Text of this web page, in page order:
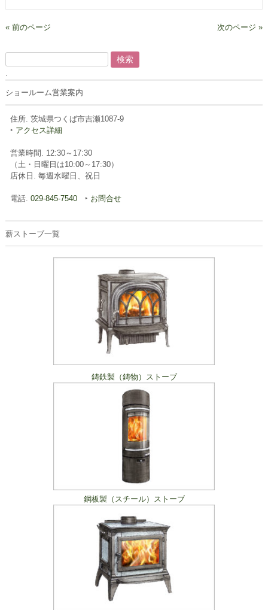
« 前のページ 次のページ »
検
索:
ショールーム営業案内
住所. 茨城県つくば市吉瀬1087-9
‣ アクセス詳細
営業時間. 12:30～17:30
（土・日曜日は10:00～17:30）
店休日. 毎週水曜日、祝日
電話. 029-845-7540‣ お問合せ
薪ストーブ一覧
鋳鉄製（鋳物）ストーブ
鋼板製（スチール）ストーブ